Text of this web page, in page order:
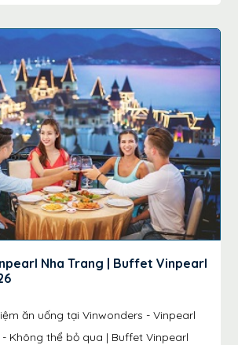
Nha Trang | Buffet Vinpearl
ăn uống tại Vinwonders - Vinpearl
Không thể bỏ qua | Buffet Vinpearl